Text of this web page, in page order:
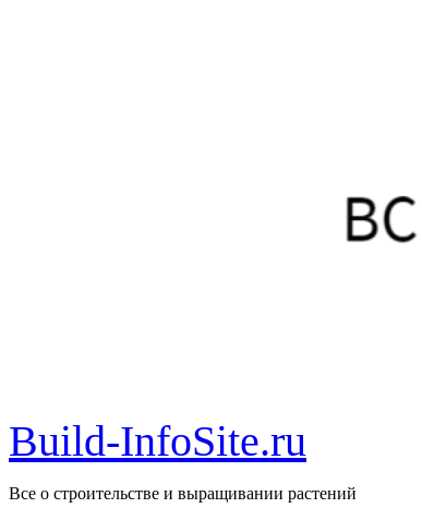
Build-InfoSite.ru
Все о строительстве и выращивании растений